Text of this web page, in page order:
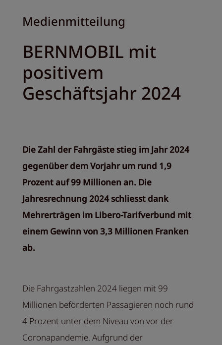
Medienmitteilung
BERNMOBIL mit
positivem
Geschäftsjahr 2024
Die Zahl der Fahrgäste stieg im Jahr 2024
gegenüber dem Vorjahr um rund 1,9
Prozent auf 99 Millionen an. Die
Jahresrechnung 2024 schliesst dank
Mehrerträgen im Libero-Tarifverbund mit
einem Gewinn von 3,3 Millionen Franken
ab.
Die Fahrgastzahlen 2024 liegen mit 99
Millionen beförderten Passagieren noch rund
4 Prozent unter dem Niveau von vor der
Coronapandemie. Aufgrund der